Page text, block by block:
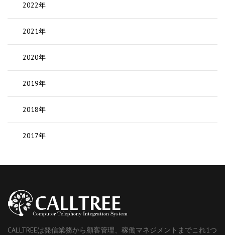
2022年
2021年
2020年
2019年
2018年
2017年
CALLTREEは発信業務から顧客管理、稼働マネジメントまでこれ1つ